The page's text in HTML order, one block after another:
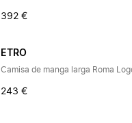
392 €
ETRO
Camisa de manga larga Roma
243 €